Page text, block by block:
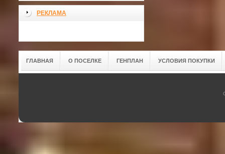
РЕКЛАМА
ГЛАВНАЯ О ПОСЕЛКЕ ГЕНПЛАН УСЛОВИЯ ПОКУПКИ